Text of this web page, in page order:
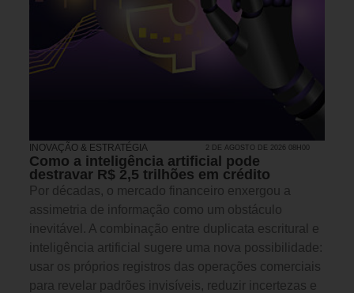
INOVAÇÃO & ESTRATÉGIA 2 DE AGOSTO DE 2026 08H00
Como a inteligência artificial pode
destravar R$ 2,5 trilhões em crédito
Por décadas, o mercado financeiro enxergou a
assimetria de informação como um obstáculo
inevitável. A combinação entre duplicata escritural e
inteligência artificial sugere uma nova possibilidade:
usar os próprios registros das operações comerciais
para revelar padrões invisíveis, reduzir incertezas e